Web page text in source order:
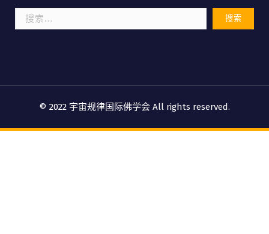
索：
© 2022 宇宙规律国际佛学会 All rights reserved.